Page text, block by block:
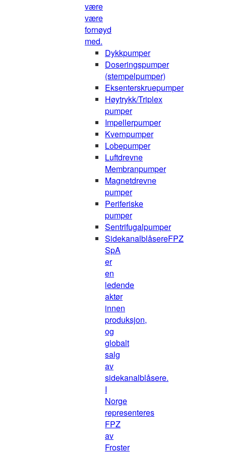
være
være
fornøyd
med.
Dykkpumper
Doseringspumper
(stempelpumper)
Eksenterskruepumper
Høytrykk/Triplex
pumper
Impellerpumper
Kvernpumper
Lobepumper
Luftdrevne
Membranpumper
Magnetdrevne
pumper
Periferiske
pumper
Sentrifugalpumper
SidekanalblåsereFPZ
SpA
er
en
ledende
aktør
innen
produksjon,
og
globalt
salg
av
sidekanalblåsere.
I
Norge
representeres
FPZ
av
Froster